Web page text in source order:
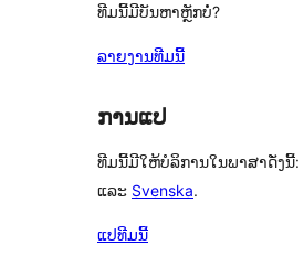
ທີມນີ້ມີບັນຫາຫຼັກບໍ່?
ລາຍງານທີມນີ້
ການແປ
ທີມນີ້ມີໃຫ້ບໍລິການໃນພາສາດັ່ງນີ້:
ແລະ Svenska.
ແປທີມນີ້